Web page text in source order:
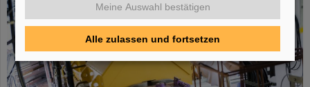
Meine Auswahl bestätigen
Alle zulassen und fortsetzen